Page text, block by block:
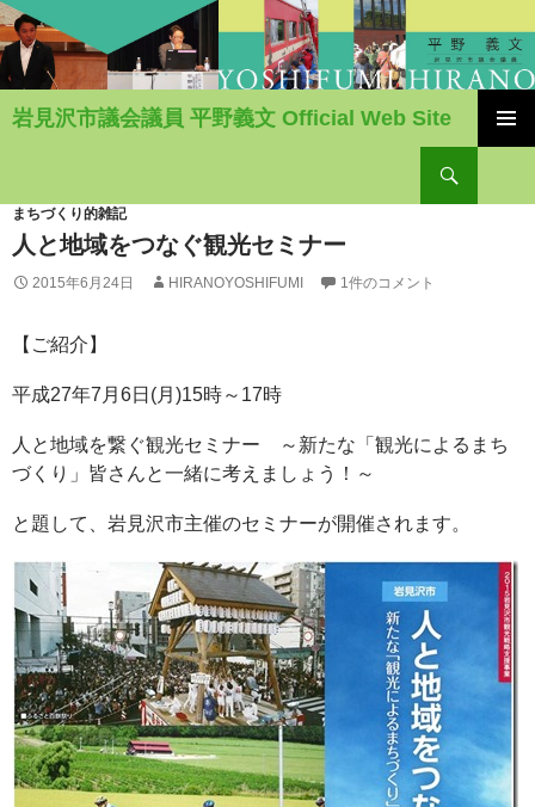
岩見沢市議会議員 平野義文 Official Web Site
ン
ツ
へ
移
まちづくり的雑記
人と地域をつなぐ観光セミナー
2015年6月24日 HIRANOYOSHIFUMI 1件のコメント
【ご紹介】
平成27年7月6日(月)15時～17時
人と地域を繋ぐ観光セミナー ～新たな「観光によるまち
づくり」皆さんと一緒に考えましょう！～
と題して、岩見沢市主催のセミナーが開催されます。